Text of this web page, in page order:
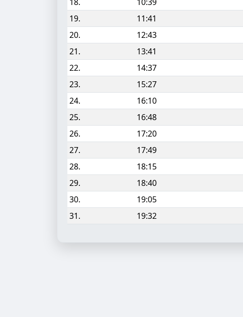
19.
11:41
20.
12:43
21.
13:41
22.
14:37
23.
15:27
24.
16:10
25.
16:48
26.
17:20
27.
17:49
28.
18:15
29.
18:40
30.
19:05
31.
19:32